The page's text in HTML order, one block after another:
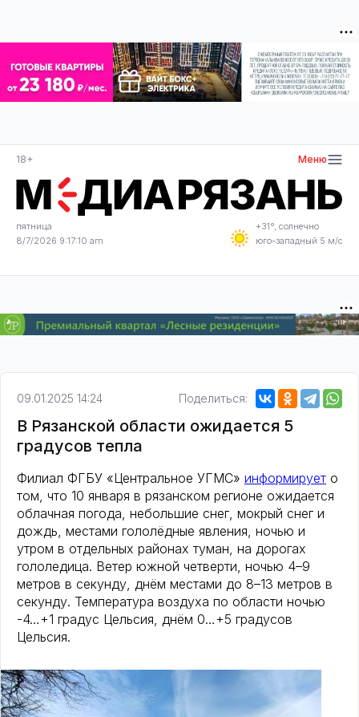
18+ Меню
пятница
8/7/2026 9:17:11 am
+31°, солнечно
юго-западный 5 м/с
09.01.2025 14:24 Поделиться:
В Рязанской области ожидается 5
градусов тепла
Филиал ФГБУ «Центральное УГМС» информирует о
том, что 10 января в рязанском регионе ожидается
облачная погода, небольшие снег, мокрый снег и
дождь, местами гололёдные явления, ночью и
утром в отдельных районах туман, на дорогах
гололедица. Ветер южной четверти, ночью 4–9
метров в секунду, днём местами до 8–13 метров в
секунду. Температура воздуха по области ночью
-4…+1 градус Цельсия, днём 0…+5 градусов
Цельсия.